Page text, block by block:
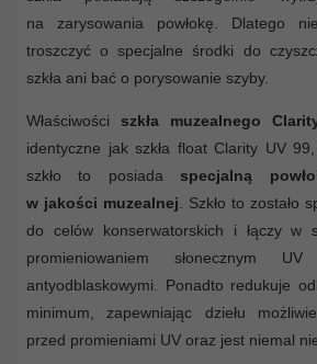
na zarysowania powłokę. Dlatego
troszczyć o specjalne środki do
szkła ani bać o porysowanie szyby.
Właściwości szkła muzealnego
identyczne jak szkła float Clarity UV
szkło to posiada specjalną
w jakości muzealnej . Szkło to zostało
do celów konserwatorskich i łączy w
promieniowaniem słonecznym
antyodblaskowymi. Ponadto redukuje
minimum, zapewniając dziełu
przed promieniami UV oraz jest niemal